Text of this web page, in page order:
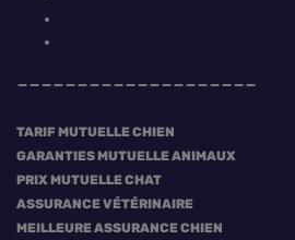
TARIF MUTUELLE CHIEN
GARANTIES MUTUELLE ANIMAUX
PRIX MUTUELLE CHAT
ASSURANCE VÉTÉRINAIRE
MEILLEURE ASSURANCE CHIEN